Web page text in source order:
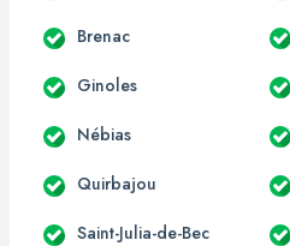
Brenac
Ginoles
Nébias
Quirbajou
Saint-Julia-de-Bec